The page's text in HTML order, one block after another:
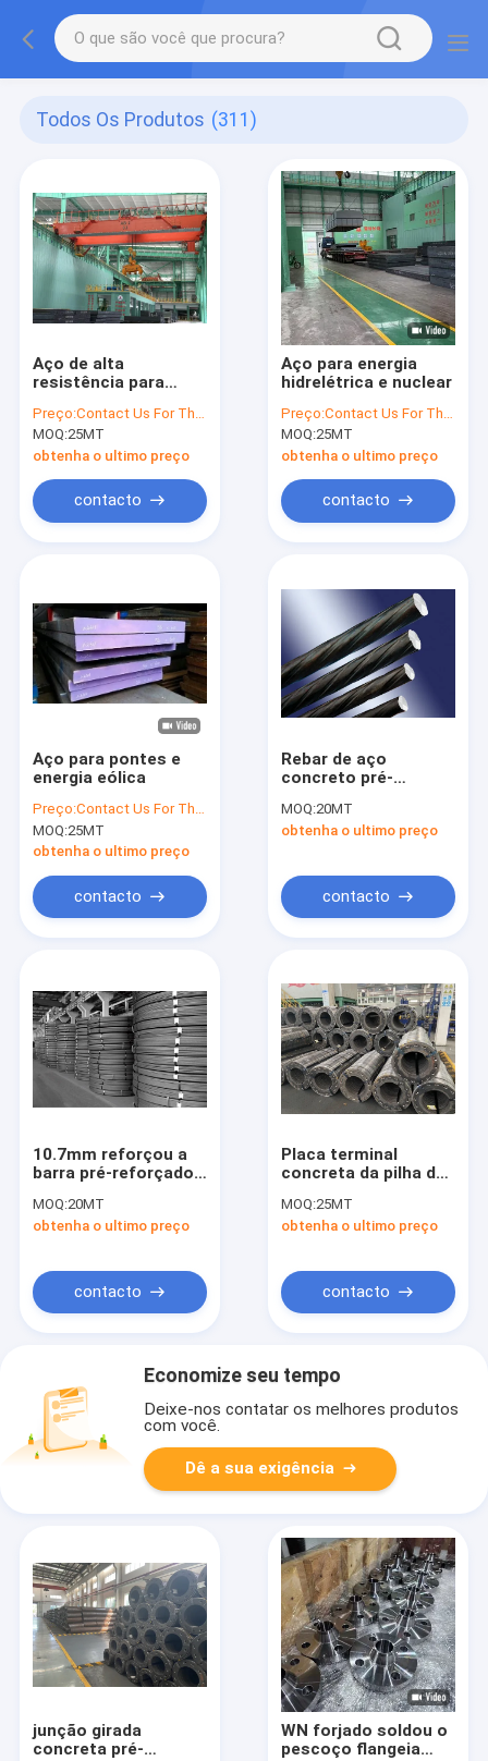
Todos Os Produtos (311)
Aço de alta
resistência para
construção
Preço:Contact Us For The Best Offer
MOQ:25MT
obtenha o ultimo preço
contacto
Aço para energia
hidrelétrica e nuclear
Preço:Contact Us For The Best Offer
MOQ:25MT
obtenha o ultimo preço
contacto
Aço para pontes e
energia eólica
Preço:Contact Us For The Best Offer
MOQ:25MT
obtenha o ultimo preço
contacto
Rebar de aço
concreto pré-
elasticidade das
barras de aço de
MOQ:20MT
obtenha o ultimo preço
contacto
10.7mm reforçou a
barra pré-reforçado
Ros
MOQ:20MT
obtenha o ultimo preço
contacto
Placa terminal
concreta da pilha do
550mm da tubulação
MOQ:25MT
obtenha o ultimo preço
contacto
Economize seu tempo
Deixe-nos contatar os melhores produtos
com você.
Dê a sua exigência
junção girada
concreta pré-
WN forjado soldou o
pescoço flangeia